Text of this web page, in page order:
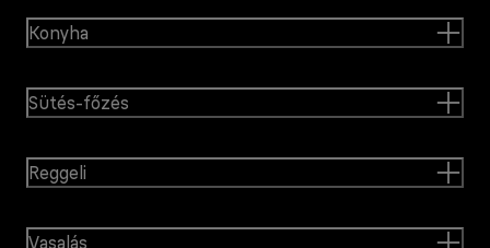
Konyha
Sütés-főzés
Reggeli
Vasalás